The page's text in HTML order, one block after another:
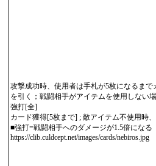
攻撃成功時、使用者は手札が5枚になるまで
を引く；戦闘相手がアイテムを使用しない
強打[全]
カード獲得[5枚まで] ; 敵アイテム不使用時
■強打=戦闘相手へのダメージが1.5倍になる
https://clib.culdcept.net/images/cards/nebiros.jpg